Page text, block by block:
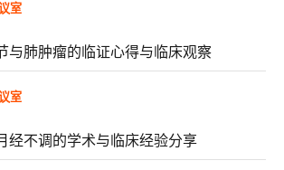
与肺肿瘤的临证心得与临床观察
经不调的学术与临床经验分享